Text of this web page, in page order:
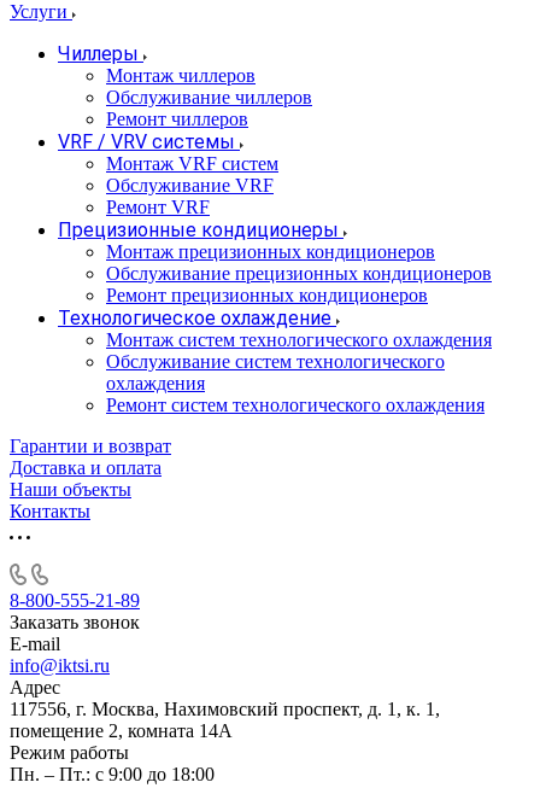
Услуги
Чиллеры
Монтаж чиллеров
Обслуживание чиллеров
Ремонт чиллеров
VRF / VRV системы
Монтаж VRF систем
Обслуживание VRF
Ремонт VRF
Прецизионные кондиционеры
Монтаж прецизионных кондиционеров
Обслуживание прецизионных кондиционеров
Ремонт прецизионных кондиционеров
Технологическое охлаждение
Монтаж систем технологического охлаждения
Обслуживание систем технологического
охлаждения
Ремонт систем технологического охлаждения
Гарантии и возврат
Доставка и оплата
Наши объекты
Контакты
8-800-555-21-89
Заказать звонок
E-mail
info@iktsi.ru
Адрес
117556, г. Москва, Нахимовский проспект, д. 1, к. 1,
помещение 2, комната 14А
Режим работы
Пн. – Пт.: с 9:00 до 18:00